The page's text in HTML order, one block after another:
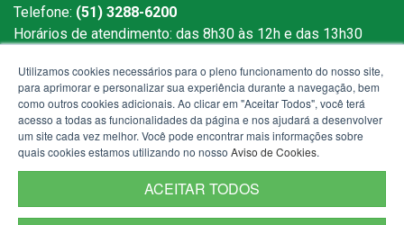
Telefone: (51) 3288-6200
Horários de atendimento: das 8h30 às 12h e das 13h30
Utilizamos cookies necessários para o pleno funcionamento do nosso site,
para aprimorar e personalizar sua experiência durante a navegação, bem
como outros cookies adicionais. Ao clicar em "Aceitar Todos", você terá
acesso a todas as funcionalidades da página e nos ajudará a desenvolver
um site cada vez melhor. Você pode encontrar mais informações sobre
quais cookies estamos utilizando no nosso Aviso de Cookies.
ACEITAR TODOS